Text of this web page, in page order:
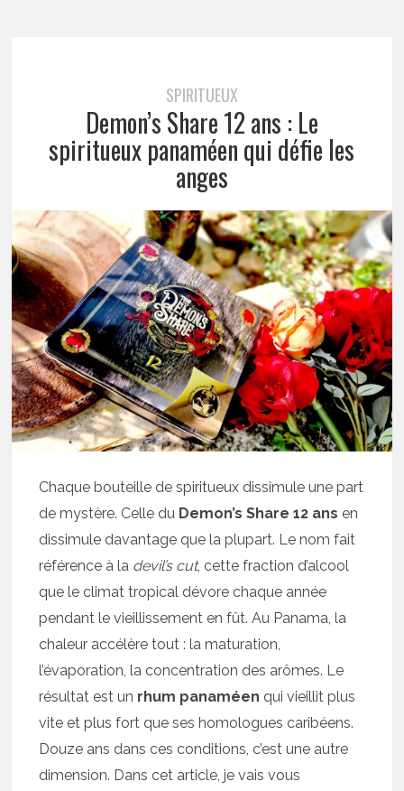
SPIRITUEUX
Demon’s Share 12 ans : Le
spiritueux panaméen qui défie les
anges
Chaque bouteille de spiritueux dissimule une part
de mystère. Celle du Demon’s Share 12 ans en
dissimule davantage que la plupart. Le nom fait
référence à la devil’s cut, cette fraction d’alcool
que le climat tropical dévore chaque année
pendant le vieillissement en fût. Au Panama, la
chaleur accélère tout : la maturation,
l’évaporation, la concentration des arômes. Le
résultat est un rhum panaméen qui vieillit plus
vite et plus fort que ses homologues caribéens.
Douze ans dans ces conditions, c’est une autre
dimension. Dans cet article, je vais vous